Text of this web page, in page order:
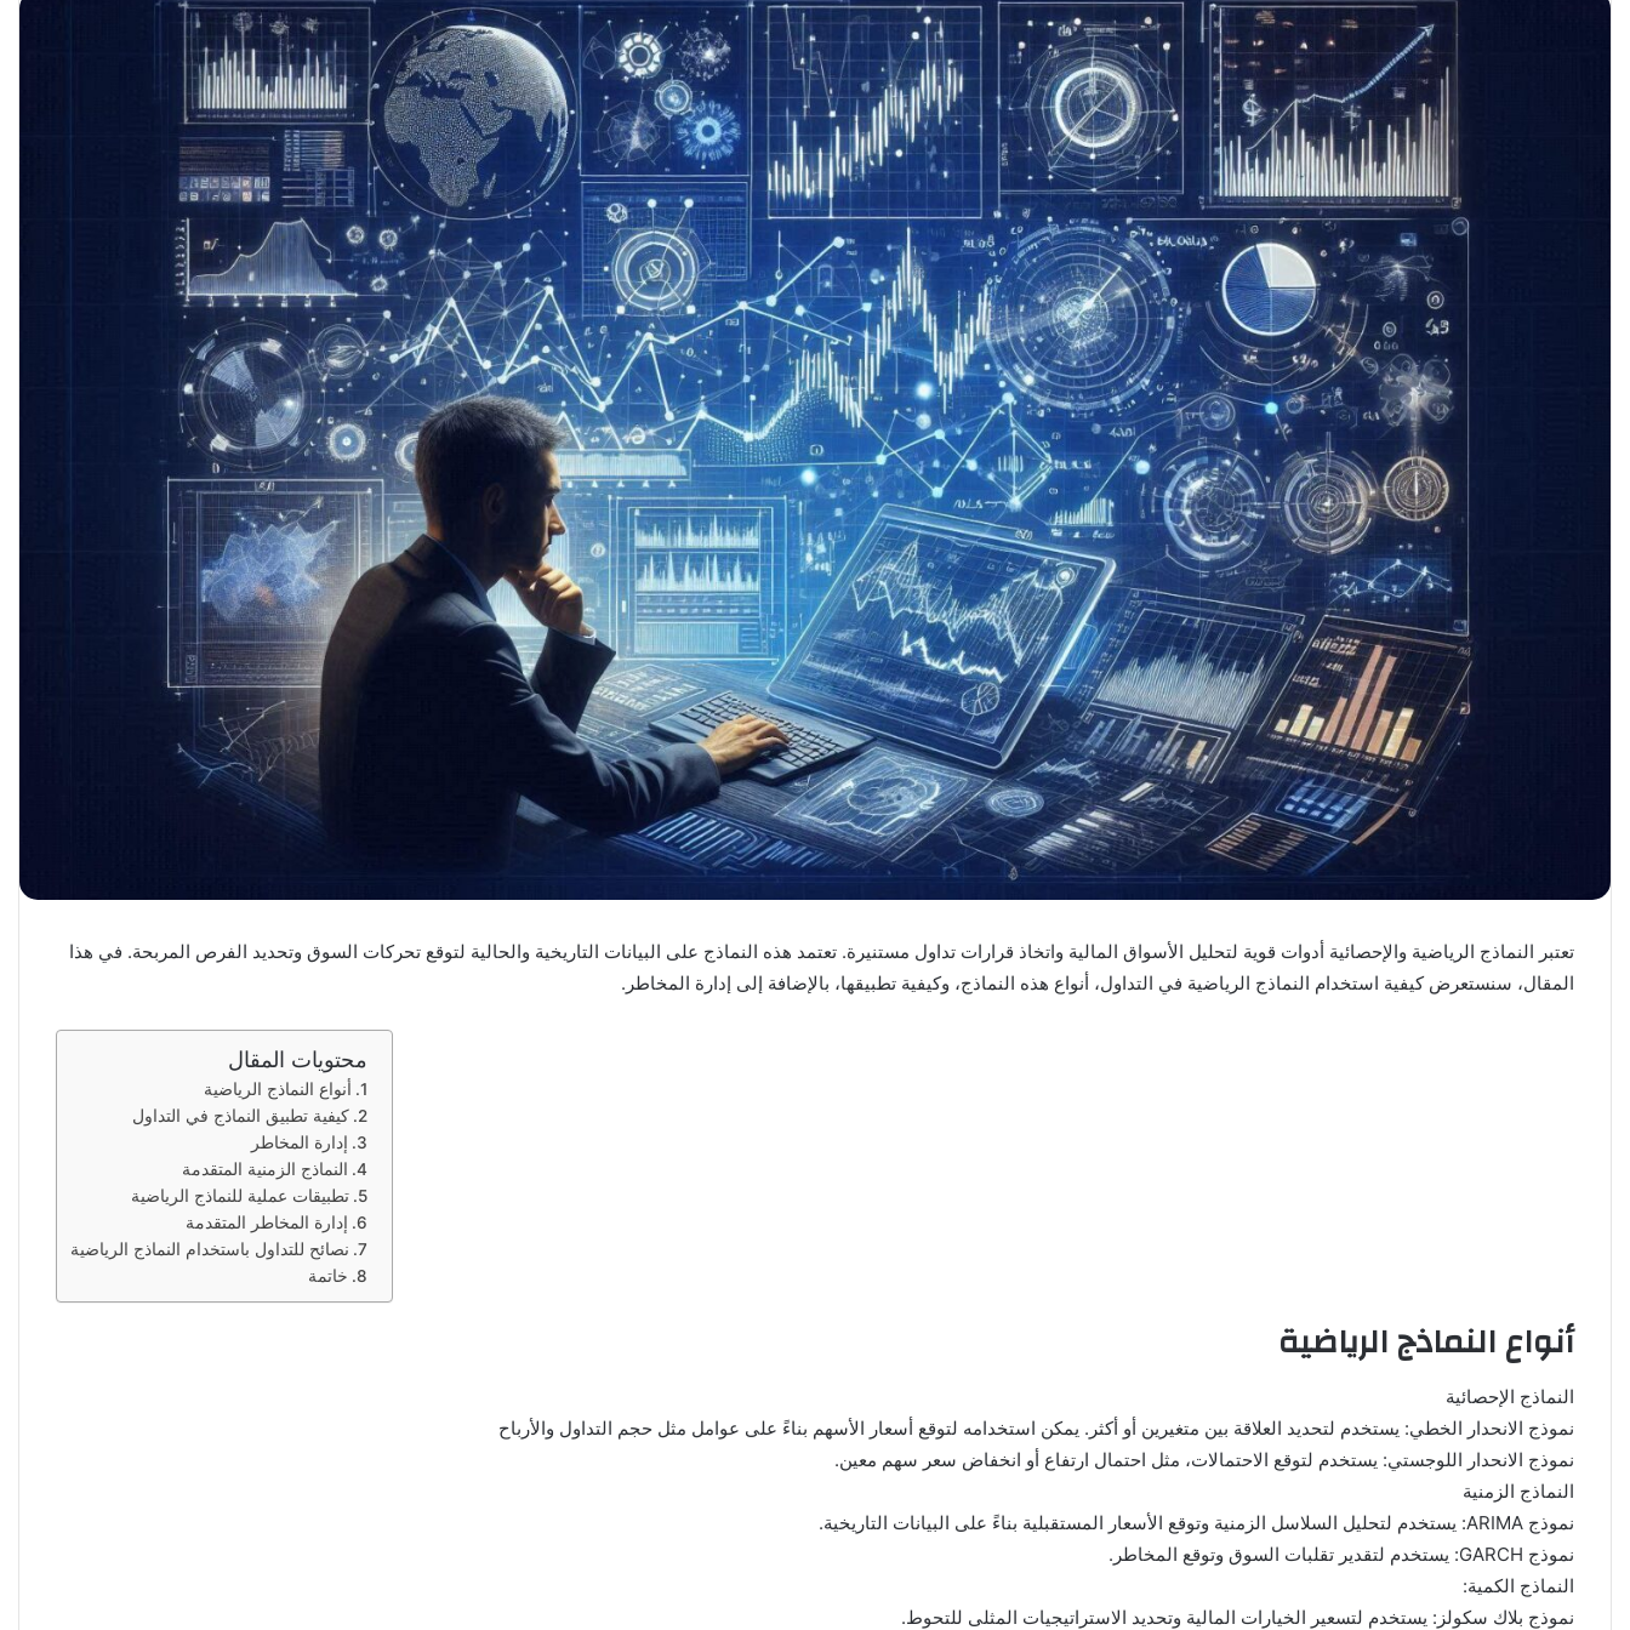
تعتبر النماذج الرياضية والإحصائية أدوات قوية لتحليل الأسواق المالية واتخاذ قرارات تداول مستنيرة. تعتمد هذه النماذج على البيانات التاريخية والحالية لتوقع تحركات السوق وتحديد الفرص المربحة. في هذا
المقال، سنستعرض كيفية استخدام النماذج الرياضية في التداول، أنواع هذه النماذج، وكيفية تطبيقها، بالإضافة إلى إدارة المخاطر.
محتويات المقال
أنواع النماذج الرياضية
كيفية تطبيق النماذج في التداول
إدارة المخاطر
النماذج الزمنية المتقدمة
تطبيقات عملية للنماذج الرياضية
إدارة المخاطر المتقدمة
نصائح للتداول باستخدام النماذج الرياضية
خاتمة
أنواع النماذج الرياضية
النماذج الإحصائية
نموذج الانحدار الخطي: يستخدم لتحديد العلاقة بين متغيرين أو أكثر. يمكن استخدامه لتوقع أسعار الأسهم بناءً على عوامل مثل حجم التداول والأرباح
نموذج الانحدار اللوجستي: يستخدم لتوقع الاحتمالات، مثل احتمال ارتفاع أو انخفاض سعر سهم معين.
النماذج الزمنية
نموذج ARIMA: يستخدم لتحليل السلاسل الزمنية وتوقع الأسعار المستقبلية بناءً على البيانات التاريخية.
نموذج GARCH: يستخدم لتقدير تقلبات السوق وتوقع المخاطر.
النماذج الكمية:
نموذج بلاك سكولز: يستخدم لتسعير الخيارات المالية وتحديد الاستراتيجيات المثلى للتحوط.